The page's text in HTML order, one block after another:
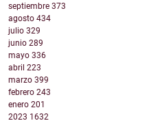
septiembre 373
agosto 434
julio 329
junio 289
mayo 336
abril 223
marzo 399
febrero 243
enero 201
2023 1632